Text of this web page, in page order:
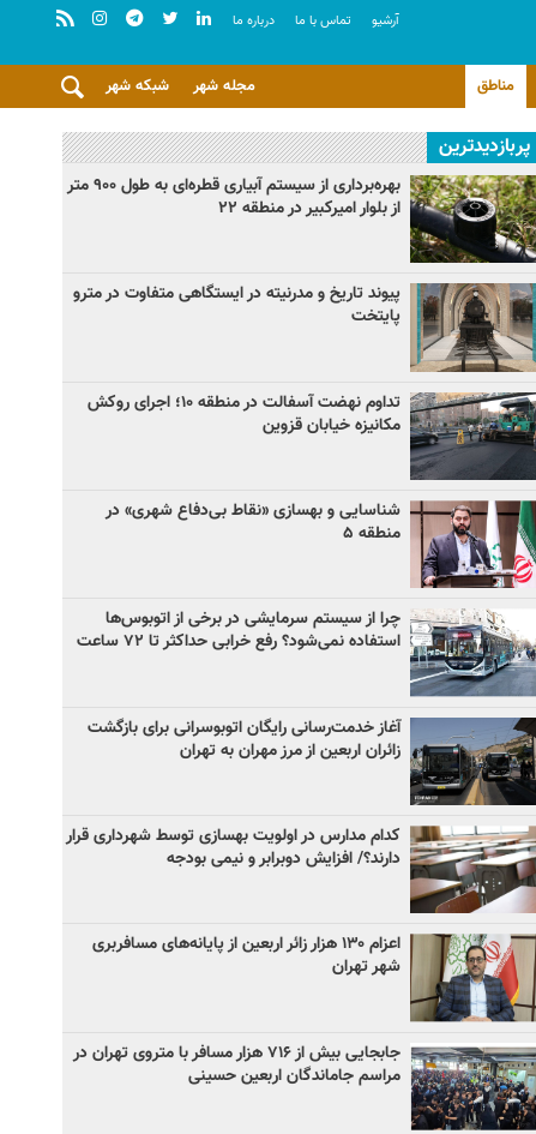
آرشيو تماس با ما درباره ما
مناطق شبکه شهر مجله شهر
پربازدیدترین
بهره‌برداری از سیستم آبیاری قطره‌ای به طول ۹۰۰ متر
از بلوار امیرکبیر در منطقه ۲۲
پیوند تاریخ و مدرنیته در ایستگاهی متفاوت در مترو
پایتخت
تداوم نهضت آسفالت در منطقه ۱۰؛ اجرای روکش
مکانیزه خیابان قزوین
شناسایی و بهسازی «نقاط بی‌دفاع شهری» در
منطقه ۵
چرا از سیستم سرمایشی در برخی از اتوبوس‌ها
استفاده نمی‌شود؟ رفع خرابی حداکثر تا ۷۲ ساعت
آغاز خدمت‌رسانی رایگان اتوبوسرانی برای بازگشت
زائران اربعین از مرز مهران به تهران
کدام مدارس در اولویت بهسازی توسط شهرداری قرار
دارند؟/ افزایش دوبرابر و نیمی بودجه
اعزام ۱۳۰ هزار زائر اربعین از پایانه‌های مسافربری
شهر تهران
جابجایی بیش از ۷۱۶ هزار مسافر با متروی تهران در
مراسم جاماندگان اربعین حسینی